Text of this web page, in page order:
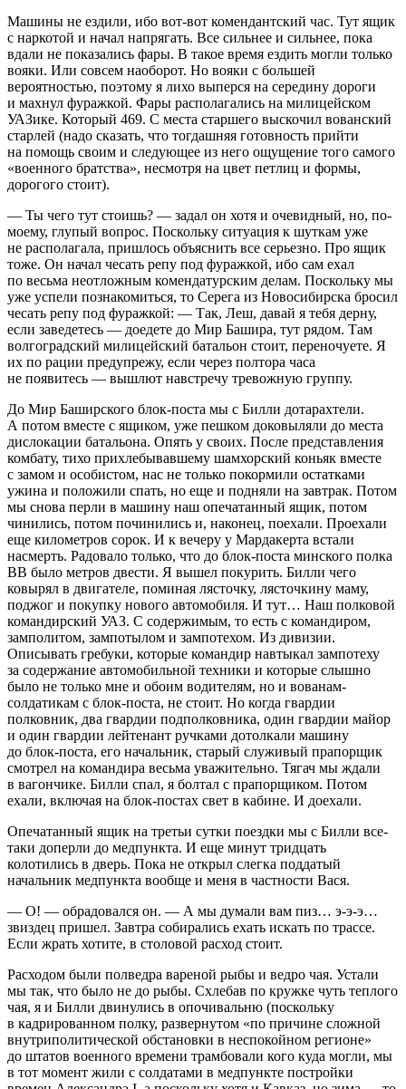
Машины не ездили, ибо вот-вот комендантский час. Тут ящик
с наркотой и начал напрягать. Все сильнее и сильнее, пока
вдали не показались фары. В такое время ездить могли только
вояки. Или совсем наоборот. Но вояки с большей
вероятностью, поэтому я лихо выперся на середину дороги
и махнул фуражкой. Фары располагались на милицейском
УАЗике. Который 469. С места старшего выскочил вованский
старлей (надо сказать, что тогдашняя готовность прийти
на помощь своим и следующее из него ощущение того самого
«военного братства», несмотря на цвет петлиц и формы,
дорогого стоит).
— Ты чего тут стоишь? — задал он хотя и очевидный, но, по-
моему, глупый вопрос. Поскольку ситуация к шуткам уже
не располагала, пришлось объяснить все серьезно. Про ящик
тоже. Он начал чесать репу под фуражкой, ибо сам ехал
по весьма неотложным комендатурским делам. Поскольку мы
уже успели познакомиться, то Серега из Новосибирска бросил
чесать репу под фуражкой: — Так, Леш, давай я тебя дерну,
если заведетесь — доедете до Мир Башира, тут рядом. Там
волгоградский милицейский батальон стоит, переночуете. Я
их по рации предупрежу, если через полтора часа
не появитесь — вышлют навстречу тревожную группу.
До Мир Баширского блок-поста мы с Билли дотарахтели.
А потом вместе с ящиком, уже пешком доковыляли до места
дислокации батальона. Опять у своих. После представления
комбату, тихо прихлебывавшему шамхорский коньяк вместе
с замом и особистом, нас не только покормили остатками
ужина и положили спать, но еще и подняли на завтрак. Потом
мы снова перли в машину наш опечатанный ящик, потом
чинились, потом починились и, наконец, поехали. Проехали
еще километров сорок. И к вечеру у Мардакерта встали
насмерть. Радовало только, что до блок-поста минского полка
ВВ было метров двести. Я вышел покурить. Билли чего
ковырял в двигателе, поминая лясточку, лясточкину маму,
поджог и покупку нового автомобиля. И тут… Наш полковой
командирский УАЗ. С содержимым, то есть с командиром,
замполитом, зампотылом и зампотехом. Из дивизии.
Описывать гребуки, которые командир навтыкал зампотеху
за содержание автомобильной техники и которые слышно
было не только мне и обоим водителям, но и вованам-
солдатикам с блок-поста, не стоит. Но когда гвардии
полковник, два гвардии подполковника, один гвардии майор
и один гвардии лейтенант ручками дотолкали машину
до блок-поста, его начальник, старый служивый прапорщик
смотрел на командира весьма уважительно. Тягач мы ждали
в вагончике. Билли спал, я болтал с прапорщиком. Потом
ехали, включая на блок-постах свет в кабине. И доехали.
Опечатанный ящик на третьи сутки поездки мы с Билли все-
таки доперли до медпункта. И еще минут тридцать
колотились в дверь. Пока не открыл слегка поддатый
начальник медпункта вообще и меня в частности Вася.
— О! — обрадовался он. — А мы думали вам пиз… э-э-э…
звиздец пришел. Завтра собирались ехать искать по трассе.
Если жрать хотите, в столовой расход стоит.
Расходом были полведра вареной рыбы и ведро чая. Устали
мы так, что было не до рыбы. Схлебав по кружке чуть теплого
чая, я и Билли двинулись в опочивальню (поскольку
в кадрированном полку, развернутом «по причине сложной
внутриполитической обстановки в неспокойном регионе»
до штатов военного времени трамбовали кого куда могли, мы
в тот момент жили с солдатами в медпункте постройки